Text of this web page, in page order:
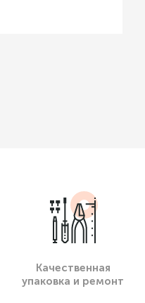
Качественная
упаковка и ремонт